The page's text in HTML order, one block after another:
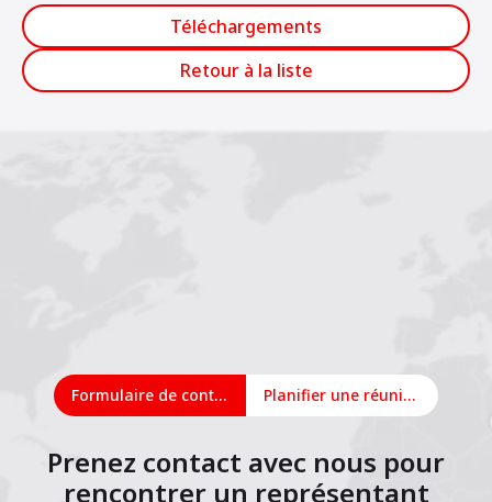
Téléchargements
Retour à la liste
Formulaire de contact Planifier une réunion en ligne
Prenez contact avec nous pour
rencontrer un représentant